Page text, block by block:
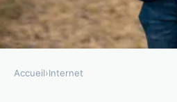
Accueil›Internet